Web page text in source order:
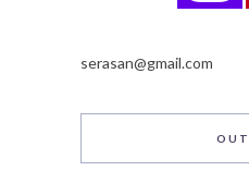
serasan@gmail.com